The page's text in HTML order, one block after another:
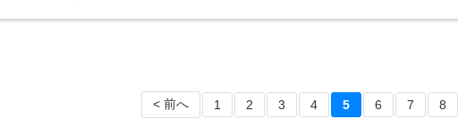
< 前へ 1 2 3 4 5 6 7 8